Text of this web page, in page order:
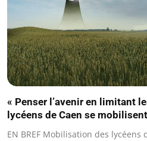
« Penser l’avenir en limitant
lycéens de Caen se
EN BREF Mobilisation des